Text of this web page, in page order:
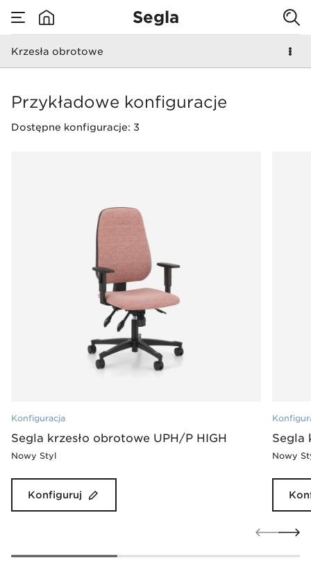
Segla
Krzesła obrotowe
Krzesła obrotowe
Przykładowe konfiguracje
Dostępne konfiguracje: 3
Konfiguracja
Segla krzesło obrotowe UPH/P HIGH
Nowy Styl
Konfiguruj
Segla
Nowy